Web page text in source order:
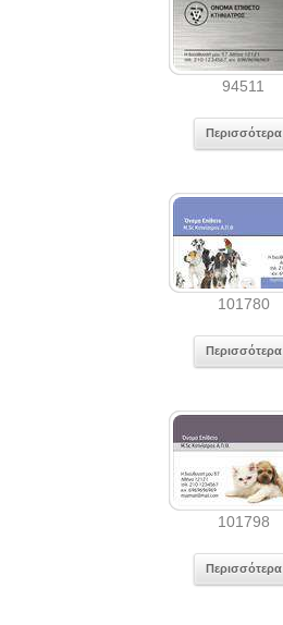
94511
Περισσότερα
101780
Περισσότερα
101798
Περισσότερα